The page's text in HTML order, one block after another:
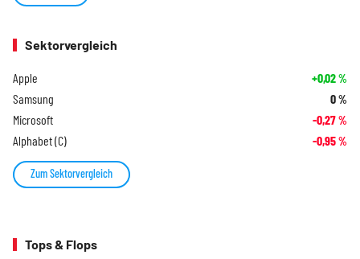
Sektorvergleich
Apple +0,02%
Samsung 0%
Microsoft -0,27%
Alphabet (C) -0,95%
Zum Sektorvergleich
Tops & Flops